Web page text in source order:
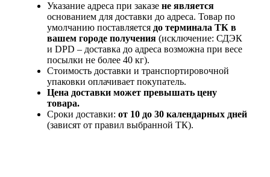
Указание адреса при заказе не является
основанием для доставки до адреса. Товар по
умолчанию поставляется до терминала ТК в
вашем городе получения (исключение: СДЭК
и DPD – доставка до адреса возможна при весе
посылки не более 40 кг).
Стоимость доставки и транспортировочной
упаковки оплачивает покупатель.
Цена доставки может превышать цену
товара.
Сроки доставки: от 10 до 30 календарных дней
(зависят от правил выбранной ТК).